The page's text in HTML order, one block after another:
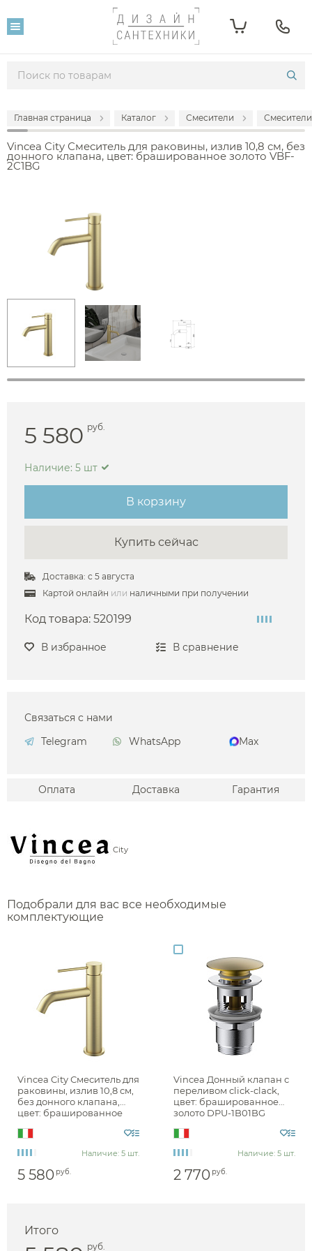
Главная страница Каталог Смесители
Vincea City Смеситель для раковины, излив 10,8 см, без
донного клапана, цвет: брашированное золото VBF-
2C1BG
5 580 руб.
Наличие: 5 шт
В корзину
Купить сейчас
Доставка: с 5 августа
Картой онлайн или наличными при получении
Код товара: 520199
В избранное В сравнение
Связаться с нами
Telegram
WhatsApp Max
Оплата Доставка Гарантия
City
Подобрали для вас все необходимые
комплектующие
Vincea City Смеситель для
раковины, излив 10,8 см,
без донного клапана,
цвет: брашированное
Наличие: 5 шт.
5 580 руб.
Vincea Донный клапан с
переливом click-clack,
цвет: брашированное
золото DPU-1B01BG
Наличие: 5 шт.
2 770 руб.
Итого
руб.